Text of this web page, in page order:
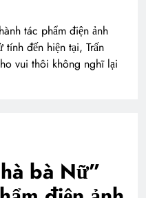
Mông Lung, vừa
tác phẩm điện ảnh
đến hiện tại, Trấn
vui thôi không nghĩ lại
bà Nữ”